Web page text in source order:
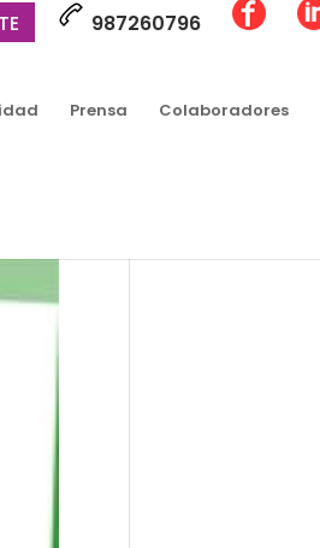
987260796
Prensa Colaboradores